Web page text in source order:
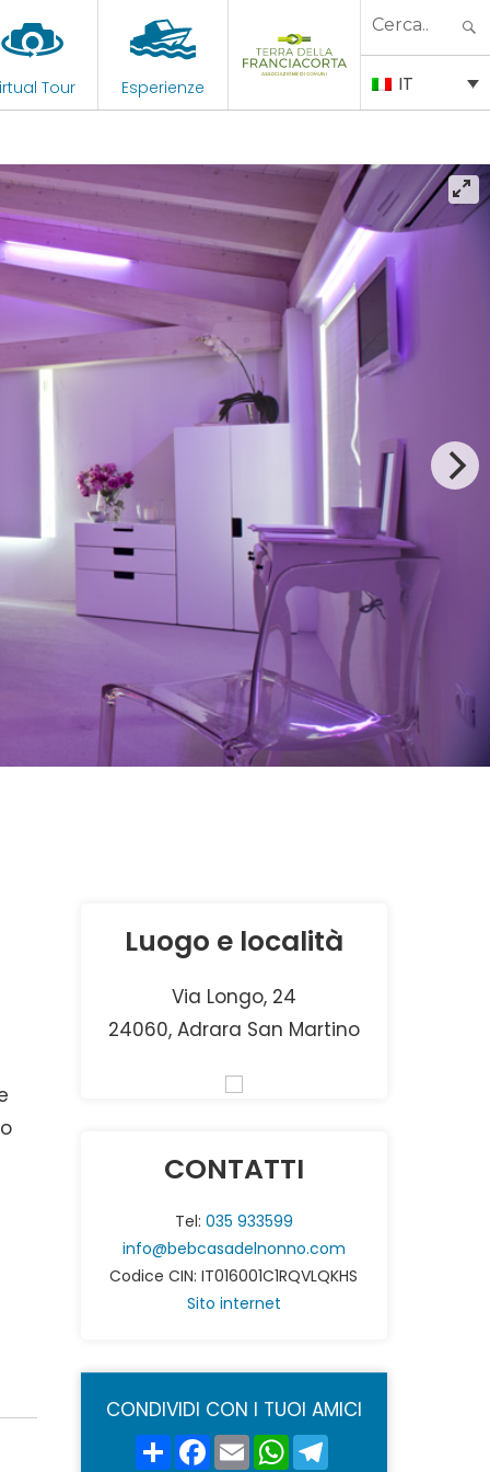
Tour Esperienze
Search
IT
Luogo e località
Via Longo, 24
24060, Adrara San Martino
CONTATTI
Tel: 035 933599
info@bebcasadelnonno.com
Codice CIN: IT016001C1RQVLQKHS
Sito internet
CONDIVIDI CON I TUOI AMICI
ShareFacebook
EmailWhatsApp
Telegram